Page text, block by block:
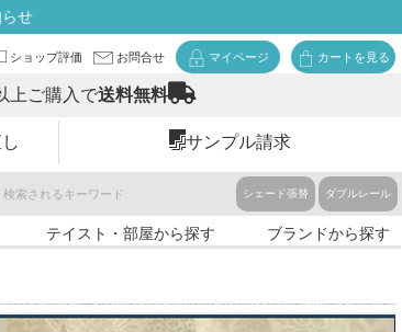
せ
ショップ評価 お問合せ マイページ カートを見る
上ご購入で送料無料
サンプル請求
検索されるキーワード シェード張替 ダブルレール
テイスト・部屋から探す ブランドから探す